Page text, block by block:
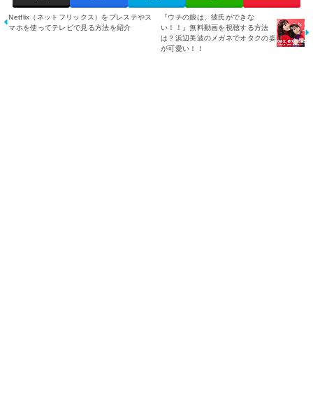
Netflix（ネットフリックス）をプレステやス
マホを使ってテレビで見る方法を紹介
『ウチの娘は、彼氏ができな
い！！』無料動画を視聴する方法
は？浜辺美波のメガネでオタクの姿
が可愛い！！